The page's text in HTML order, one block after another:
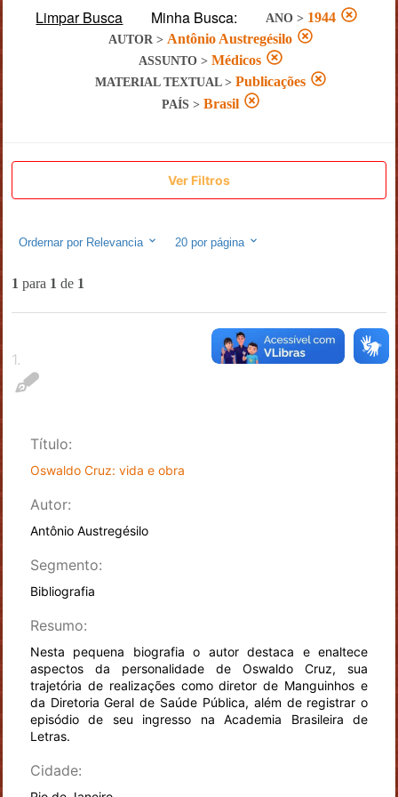
Limpar Busca Minha Busca: ANO > 1944
AUTOR> Antônio Austregésilo
ASSUNTO > Médicos
MATERIAL TEXTUAL> Publicações
PAÍS> Brasil
Ver Filtros
Ordernar por Relevancia 20por página
1 para 1 de 1
1.
Título:
Oswaldo Cruz: vida e obra
Autor:
Antônio Austregésilo
Segmento:
Bibliografia
Resumo:
Nesta pequena biografia o autor destaca e enaltece
aspectos da personalidade de Oswaldo Cruz, sua
trajetória de realizações como diretor de Manguinhos e
da Diretoria Geral de Saúde Pública, além de registrar o
episódio de seu ingresso na Academia Brasileira de
Letras.
Cidade: